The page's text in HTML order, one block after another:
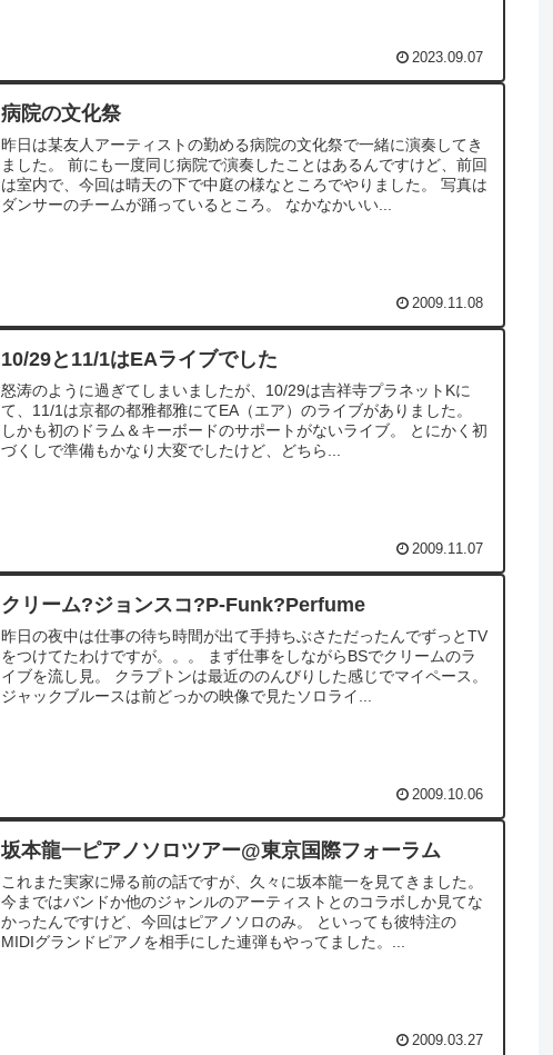
2023.09.07
病院の文化祭
昨日は某友人アーティストの勤める病院の文化祭で一緒に演奏してき
ました。 前にも一度同じ病院で演奏したことはあるんですけど、前回
は室内で、今回は晴天の下で中庭の様なところでやりました。 写真は
ダンサーのチームが踊っているところ。 なかなかいい...
2009.11.08
10/29と11/1はEAライブでした
怒涛のように過ぎてしまいましたが、10/29は吉祥寺プラネットKに
て、11/1は京都の都雅都雅にてEA（エア）のライブがありました。
しかも初のドラム＆キーボードのサポートがないライブ。 とにかく初
づくしで準備もかなり大変でしたけど、どちら...
2009.11.07
クリーム?ジョンスコ?P-Funk?Perfume
昨日の夜中は仕事の待ち時間が出て手持ちぶさただったんでずっとTV
をつけてたわけですが。。。 まず仕事をしながらBSでクリームのラ
イブを流し見。 クラプトンは最近ののんびりした感じでマイペース。
ジャックブルースは前どっかの映像で見たソロライ...
2009.10.06
坂本龍一ピアノソロツアー@東京国際フォーラム
これまた実家に帰る前の話ですが、久々に坂本龍一を見てきました。
今まではバンドか他のジャンルのアーティストとのコラボしか見てな
かったんですけど、今回はピアノソロのみ。 といっても彼特注の
MIDIグランドピアノを相手にした連弾もやってました。...
2009.03.27